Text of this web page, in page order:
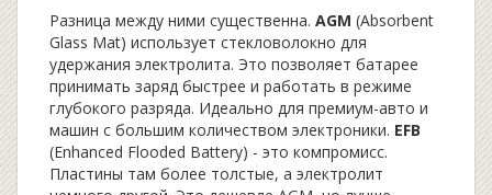
Разница между ними существенна. AGM (Absorbent
Glass Mat) использует стекловолокно для
удержания электролита. Это позволяет батарее
принимать заряд быстрее и работать в режиме
глубокого разряда. Идеально для премиум-авто и
машин с большим количеством электроники. EFB
(Enhanced Flooded Battery) - это компромисс.
Пластины там более толстые, а электролит